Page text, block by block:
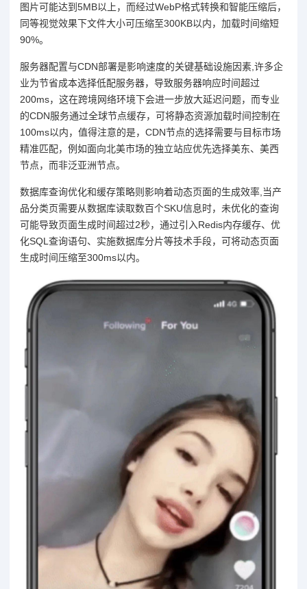
图片可能达到5MB以上，而经过WebP格式转换和智能压缩后，
同等视觉效果下文件大小可压缩至300KB以内，加载时间缩短
90%。
服务器配置与CDN部署是影响速度的关键基础设施因素,许多企
业为节省成本选择低配服务器，导致服务器响应时间超过
200ms，这在跨境网络环境下会进一步放大延迟问题，而专业
的CDN服务通过全球节点缓存，可将静态资源加载时间控制在
100ms以内，值得注意的是，CDN节点的选择需要与目标市场
精准匹配，例如面向北美市场的独立站应优先选择美东、美西
节点，而非泛亚洲节点。
数据库查询优化和缓存策略则影响着动态页面的生成效率,当产
品分类页需要从数据库读取数百个SKU信息时，未优化的查询
可能导致页面生成时间超过2秒，通过引入Redis内存缓存、优
化SQL查询语句、实施数据库分片等技术手段，可将动态页面
生成时间压缩至300ms以内。